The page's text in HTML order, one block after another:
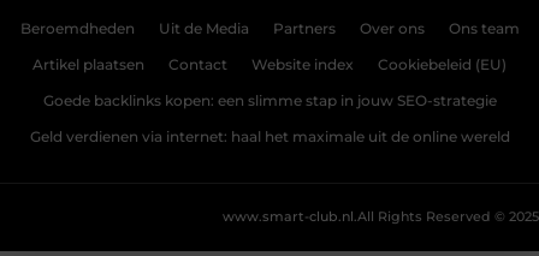
Beroemdheden Uit de Media Partners Over ons Ons team
Artikel plaatsen Contact Website index Cookiebeleid (EU)
Goede backlinks kopen: een slimme stap in jouw SEO-strategie
Geld verdienen via internet: haal het maximale uit de online wereld
All Rights Reserved © 2025
www.smart-club.nl.